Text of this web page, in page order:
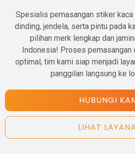
Spesialis pemasangan stiker kaca
dinding, jendela, serta pintu pada
pilihan merk lengkap dan
Indonesia! Proses pemasangan
optimal, tim kami siap menjadi
panggilan langsung ke
HUBUNGI
LIHAT